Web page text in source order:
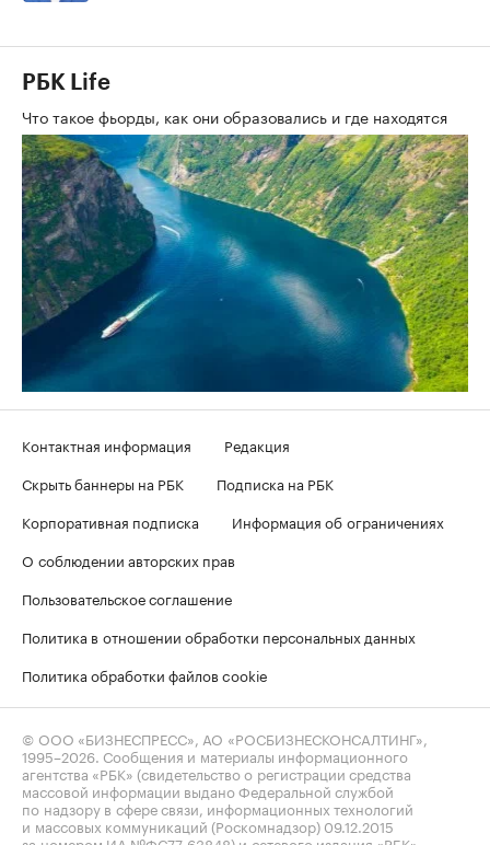
РБК Life
Что такое фьорды, как они образовались и где находятся
Контактная информация
Редакция
Скрыть баннеры на РБК
Подписка на РБК
Корпоративная подписка
Информация об ограничениях
О соблюдении авторских прав
Пользовательское соглашение
Политика в отношении обработки персональных данных
Политика обработки файлов cookie
© ООО «БИЗНЕСПРЕСС», АО «РОСБИЗНЕСКОНСАЛТИНГ»,
1995–2026 . Сообщения и материалы информационного
агентства «РБК» (свидетельство о регистрации средства
массовой информации выдано Федеральной службой
по надзору в сфере связи, информационных технологий
и массовых коммуникаций (Роскомнадзор) 09.12.2015